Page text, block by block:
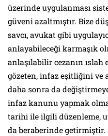
üzerinde uygulanması
güveni azaltmıştır. Bize
savcı, avukat gibi
anlayabileceği karmaşık
anlaşılabilir cezanın
gözeten, infaz eşitliğini ve
daha sonra da
infaz kanunu yapmak
tarihi ile ilgili düzenleme,
da beraberinde getirmiştir.